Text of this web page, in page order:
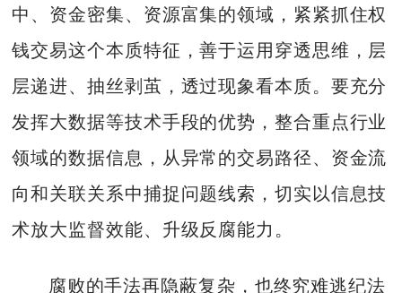
中、资金密集、资源富集的领域，紧紧抓住权
钱交易这个本质特征，善于运用穿透思维，层
层递进、抽丝剥茧，透过现象看本质。要充分
发挥大数据等技术手段的优势，整合重点行业
领域的数据信息，从异常的交易路径、资金流
向和关联关系中捕捉问题线索，切实以信息技
术放大监督效能、升级反腐能力。
腐败的手法再隐蔽复杂，也终究难逃纪法